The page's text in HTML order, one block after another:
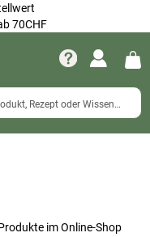
70CHF
im Online-Shop